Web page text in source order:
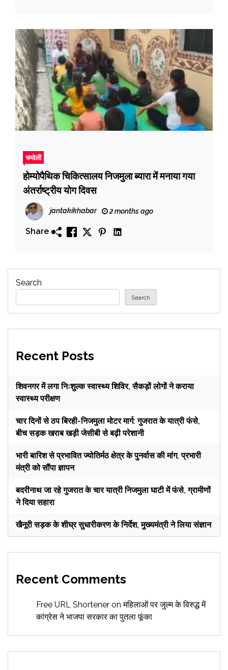
चमोली
होम्योपैथिक चिकित्सालय निजमुला ब्यारा में मनाया गया
अंतर्राष्ट्रीय योग दिवस
jantakikhabar 2 months ago
Share
Search
Search
Recent Posts
शिवनगर में लगा निःशुल्क स्वास्थ्य शिविर, सैकड़ों लोगों ने कराया
स्वास्थ्य परीक्षण
चार दिनों से ठप बिरही-निजमुला मोटर मार्ग: गुजरात के यात्री फंसे,
बीच सड़क खराब खड़ी जेसीबी से बढ़ी परेशानी
भारी बारिश से प्रभावित ज्योतिर्मठ क्षेत्र के पुनर्वास की मांग, प्रभारी
मंत्री को सौंपा ज्ञापन
बदरीनाथ जा रहे गुजरात के चार यात्री निजमुला घाटी में फंसे, ग्रामीणों
ने दिया सहारा
खैनूरी सड़क के शीघ्र सुधारीकरण के निर्देश, मुख्यमंत्री ने लिया संज्ञान
Recent Comments
Free URL Shortener onमहिलाओं पर जुल्म के विरुद्ध में
कांग्रेस ने भाजपा सरकार का पुतला फूंका